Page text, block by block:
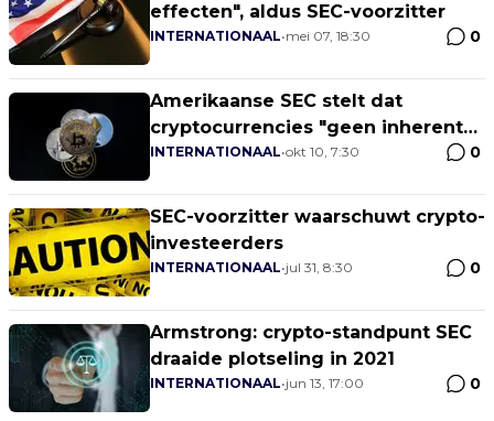
effecten", aldus SEC-voorzitter
INTERNATIONAAL•mei 07, 18:30 0
Amerikaanse SEC stelt dat
cryptocurrencies "geen inherente
waarde" hebben
INTERNATIONAAL•okt 10, 7:30 0
SEC-voorzitter waarschuwt crypto-
investeerders
INTERNATIONAAL•jul 31, 8:30 0
Armstrong: crypto-standpunt SEC
draaide plotseling in 2021
INTERNATIONAAL•jun 13, 17:00 0